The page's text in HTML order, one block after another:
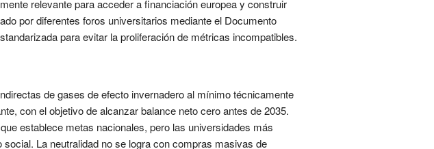
relevante para acceder a financiación europea y construir
por diferentes foros universitarios mediante el Documento
para evitar la proliferación de métricas incompatibles.
de gases de efecto invernadero al mínimo técnicamente
con el objetivo de alcanzar balance neto cero antes de 2035.
establece metas nacionales, pero las universidades más
La neutralidad no se logra con compras masivas de